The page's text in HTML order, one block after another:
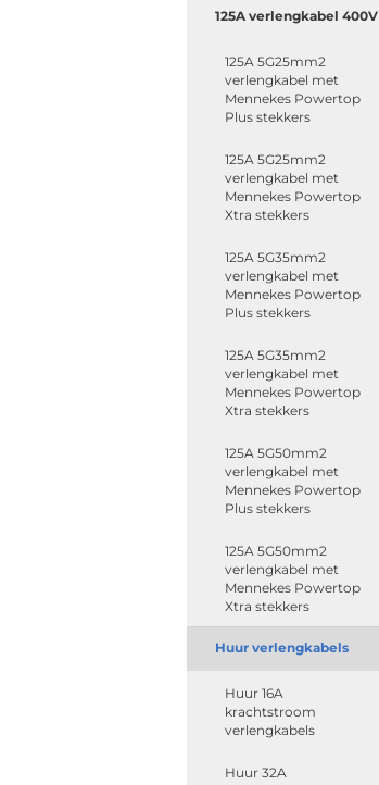
125A verlengkabel 400V
125A 5G25mm2
verlengkabel met
Mennekes Powertop
Plus stekkers
125A 5G25mm2
verlengkabel met
Mennekes Powertop
Xtra stekkers
125A 5G35mm2
verlengkabel met
Mennekes Powertop
Plus stekkers
125A 5G35mm2
verlengkabel met
Mennekes Powertop
Xtra stekkers
125A 5G50mm2
verlengkabel met
Mennekes Powertop
Plus stekkers
125A 5G50mm2
verlengkabel met
Mennekes Powertop
Xtra stekkers
Huur verlengkabels
Huur 16A
krachtstroom
verlengkabels
Huur 32A